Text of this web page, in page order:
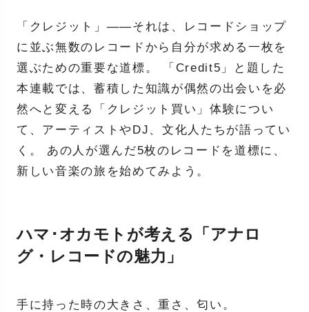
「クレジット」――それは、レコードショップ
に並ぶ無数のレコードから自分が求める一枚を
選ぶための重要な道標。 「Credit5」と題した
本連載では、蓄積した知識が偶然の出会いを必
然へと変える「クレジット買い」体験につい
て、アーティストやDJ、文化人たちが語ってい
く。 あの人が選んだ5枚のレコードを道標に、
新しい音楽の旅を始めてみよう。
ハマ･オカモトが考える「アナロ
グ・レコードの魅力」
手に持った時の大きさ、重さ、匂い。